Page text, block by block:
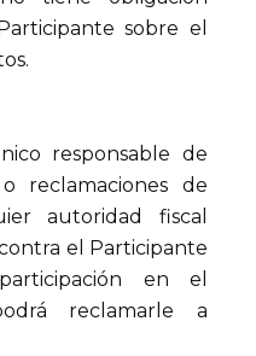
sobre el
responsable de
reclamaciones de
autoridad fiscal
el Participante
en el
reclamarle a